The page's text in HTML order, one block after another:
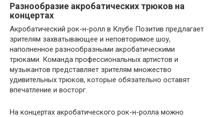
Разнообразие акробатических трюков на
концертах
Акробатический рок-н-ролл в Клубе Позитив предлагает
зрителям захватывающее и неповторимое шоу,
наполненное разнообразными акробатическими
трюками. Команда профессиональных артистов и
музыкантов представляет зрителям множество
удивительных трюков, которые обязательно оставят
впечатление и восторг.
На концертах акробатического рок-н-ролла можно